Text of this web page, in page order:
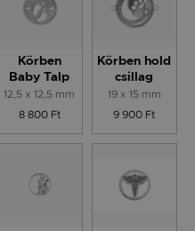
Körben
Baby Talp
12,5 x 12,5 mm
8 800 Ft
Körben hold
csillag
19 x 15 mm
9 900 Ft